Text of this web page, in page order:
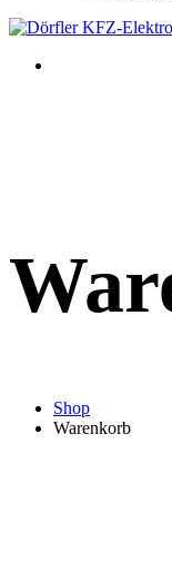
Shop
Warenkorb